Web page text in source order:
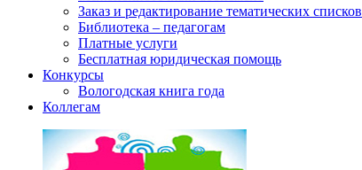
Заказ и редактирование тематических списков
Библиотека – педагогам
Платные услуги
Бесплатная юридическая помощь
Конкурсы
Вологодская книга года
Коллегам